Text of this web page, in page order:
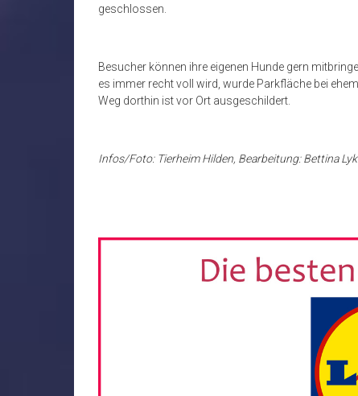
geschlossen.
Besucher können ihre eigenen Hunde gern
es immer recht voll wird, wurde Parkfläche bei
Weg dorthin ist vor Ort ausgeschildert.
Infos/Foto: Tierheim Hilden, Bearbeitung: Bettina